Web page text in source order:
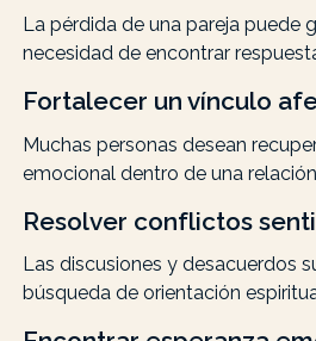
La pérdida de una pareja puede
necesidad de encontrar
Fortalecer un vínculo
Muchas personas desean
emocional dentro de una
Resolver conflictos
Las discusiones y desacuerdos
búsqueda de orientación